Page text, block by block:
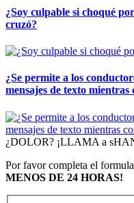
¿Soy culpable si choqué
cruzó?
¿Se permite a los
mensajes de texto mientras
¿DOLOR? ¡LLAMA a
Por favor completa el
MENOS DE 24 HORAS!